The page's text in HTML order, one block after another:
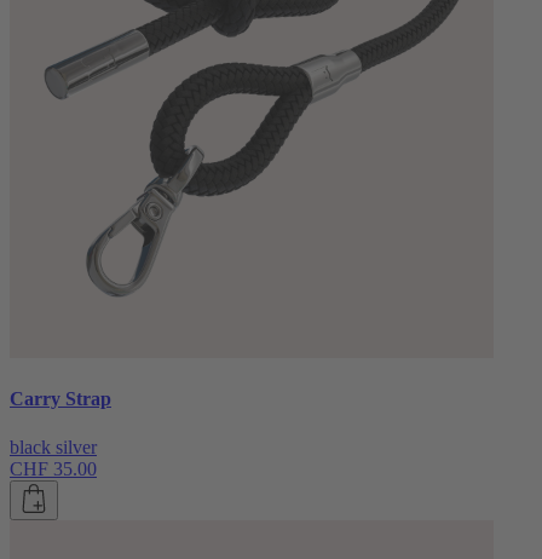
Carry Strap
black silver
CHF 35.00